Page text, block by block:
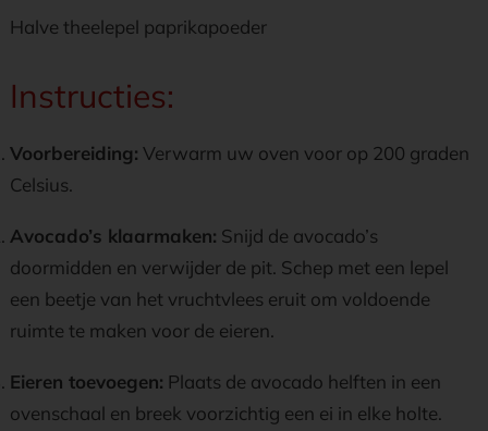
Halve theelepel paprikapoeder
Instructies:
Voorbereiding: Verwarm uw oven voor op 200 graden
Celsius.
Avocado’s klaarmaken: Snijd de avocado’s
doormidden en verwijder de pit. Schep met een lepel
een beetje van het vruchtvlees eruit om voldoende
ruimte te maken voor de eieren.
Eieren toevoegen: Plaats de avocado helften in een
ovenschaal en breek voorzichtig een ei in elke holte.